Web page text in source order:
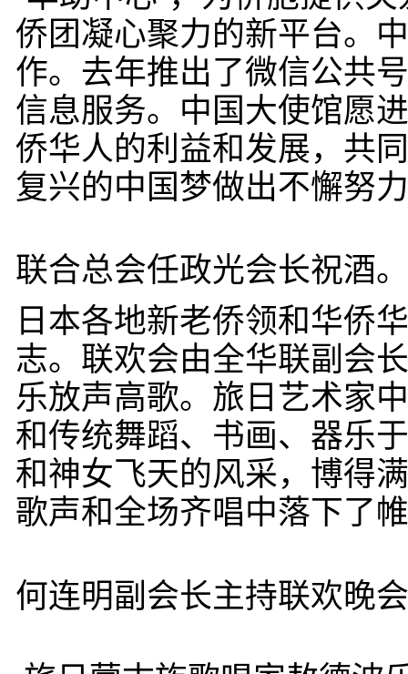
侨团凝心聚力的新平台。
作。去年推出了微信公共
信息服务。中国大使馆愿
侨华人的利益和发展，共
复兴的中国梦做出不懈努
联合总会任政光会长祝酒。
日本各地新老侨领和华侨
志。联欢会由全华联副会
乐放声高歌。旅日艺术家
和传统舞蹈、书画、器乐
和神女飞天的风采，博得
歌声和全场齐唱中落下了
何连明副会长主持联欢晚